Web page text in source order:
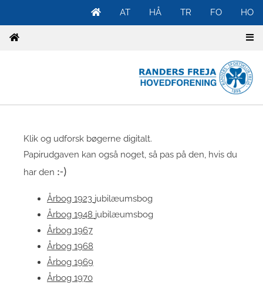
HO
FO
TR
HÅ
AT
Klik og udforsk bøgerne digitalt.
Papirudgaven kan også noget, så pas på den, hvis du
har den :-)
Årbog 1923 jubilæumsbog
Årbog 1948 jubilæumsbog
Årbog 1967
Årbog 1968
Årbog 1969
Årbog 1970